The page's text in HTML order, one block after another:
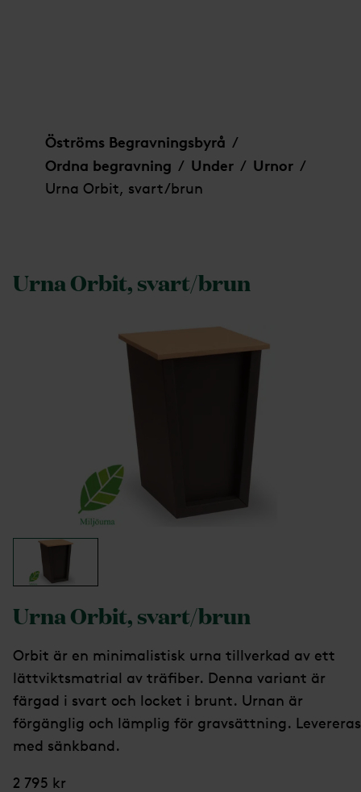
Öströms Begravningsbyrå /
Ordna begravning / Under / Urnor /
Urna Orbit, svart/brun
Urna Orbit, svart/brun
Urna Orbit, svart/brun
Orbit är en minimalistisk urna tillverkad av ett
lättviktsmatrial av träfiber. Denna variant är
färgad i svart och locket i brunt. Urnan är
förgänglig och lämplig för gravsättning. Levereras
med sänkband.
2 795 kr